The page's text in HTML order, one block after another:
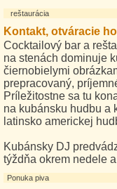
reštaurácia
Kontakt, otváracie
Cocktailový bar a
na stenách dominuje
čiernobielymi
prepracovaný,
Príležitostne sa tu
na kubánsku hudbu a
latinsko americkej
Kubánsky DJ
týždňa okrem nedele
Ponuka piva